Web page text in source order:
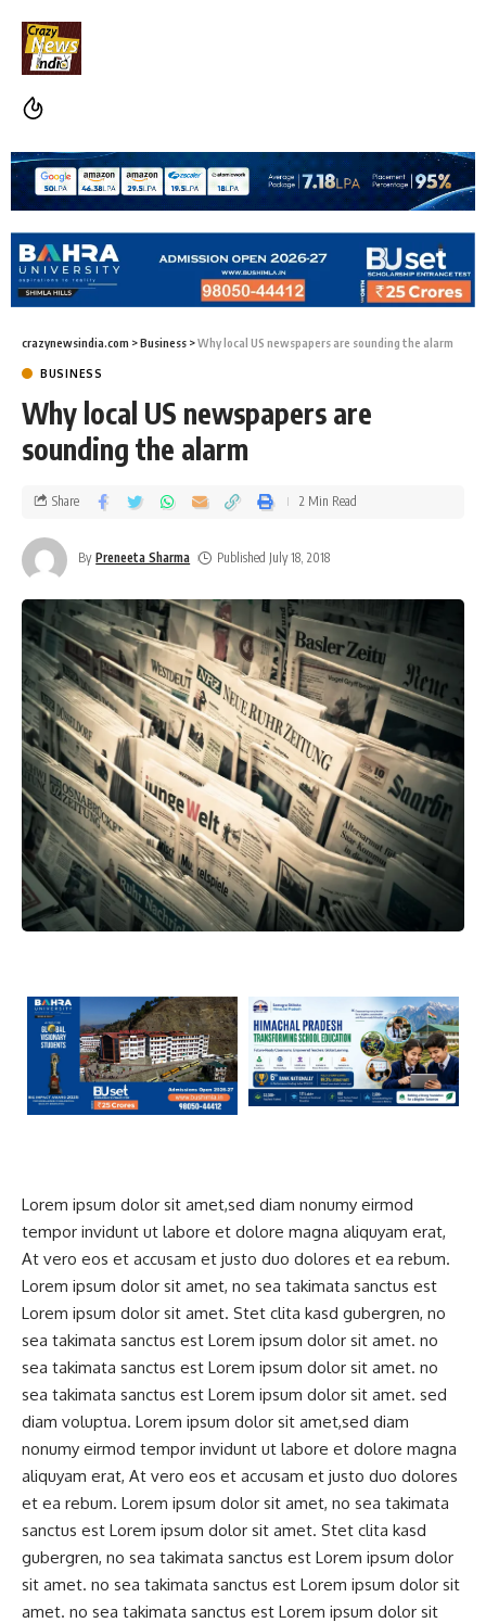
crazynewsindia.com >Business >Why local US newspapers are sounding the alarm
BUSINESS
Why local US newspapers are
sounding the alarm
By Preneeta Sharma Published July 18, 2018
Share 2 Min Read
Lorem ipsum dolor sit amet,sed diam nonumy eirmod
tempor invidunt ut labore et dolore magna aliquyam erat,
At vero eos et accusam et justo duo dolores et ea rebum.
Lorem ipsum dolor sit amet, no sea takimata sanctus est
Lorem ipsum dolor sit amet. Stet clita kasd gubergren, no
sea takimata sanctus est Lorem ipsum dolor sit amet. no
sea takimata sanctus est Lorem ipsum dolor sit amet. no
sea takimata sanctus est Lorem ipsum dolor sit amet. sed
diam voluptua. Lorem ipsum dolor sit amet,sed diam
nonumy eirmod tempor invidunt ut labore et dolore magna
aliquyam erat, At vero eos et accusam et justo duo dolores
et ea rebum. Lorem ipsum dolor sit amet, no sea takimata
sanctus est Lorem ipsum dolor sit amet. Stet clita kasd
gubergren, no sea takimata sanctus est Lorem ipsum dolor
sit amet. no sea takimata sanctus est Lorem ipsum dolor sit
amet. no sea takimata sanctus est Lorem ipsum dolor sit